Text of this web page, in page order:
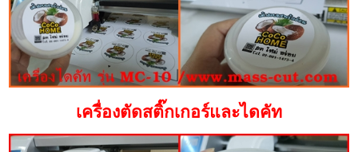
เครื่องตัดสติ๊กเกอร์และไดคัท